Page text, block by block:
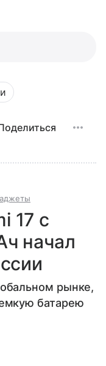
17 с
начал
рынке,
батарею